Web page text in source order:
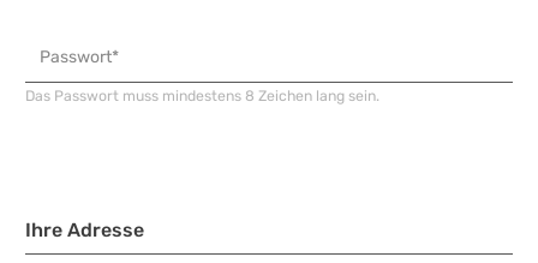
Passwort*
Das Passwort muss mindestens 8 Zeichen lang sein.
Ihre Adresse